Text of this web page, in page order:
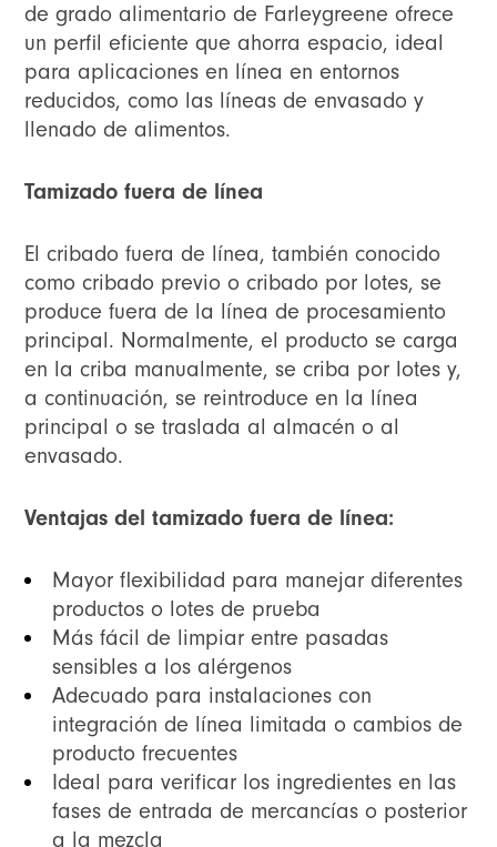
de grado alimentario de Farleygreene ofrece
un perfil eficiente que ahorra espacio, ideal
para aplicaciones en línea en entornos
reducidos, como las líneas de envasado y
llenado de alimentos.
Tamizado fuera de línea
El cribado fuera de línea, también conocido
como cribado previo o cribado por lotes, se
produce fuera de la línea de procesamiento
principal. Normalmente, el producto se carga
en la criba manualmente, se criba por lotes y,
a continuación, se reintroduce en la línea
principal o se traslada al almacén o al
envasado.
Ventajas del tamizado fuera de línea:
Mayor flexibilidad para manejar diferentes
productos o lotes de prueba
Más fácil de limpiar entre pasadas
sensibles a los alérgenos
Adecuado para instalaciones con
integración de línea limitada o cambios de
producto frecuentes
Ideal para verificar los ingredientes en las
fases de entrada de mercancías o posterior
a la mezcla